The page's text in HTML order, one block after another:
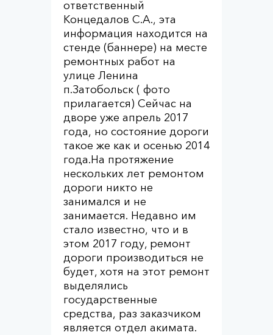
ответственный
Концедалов С.А., эта
информация находится на
стенде (баннере) на месте
ремонтных работ на
улице Ленина
п.Затобольск ( фото
прилагается) Сейчас на
дворе уже апрель 2017
года, но состояние дороги
такое же как и осенью 2014
года.На протяжение
нескольких лет ремонтом
дороги никто не
занимался и не
занимается. Недавно им
стало известно, что и в
этом 2017 году, ремонт
дороги производиться не
будет, хотя на этот ремонт
выделялись
государственные
средства, раз заказчиком
является отдел акимата.